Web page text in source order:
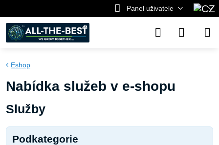
Panel uživatele
Eshop
Nabídka služeb v e-shopu
Služby
Podkategorie